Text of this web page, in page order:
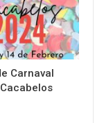
Carnaval